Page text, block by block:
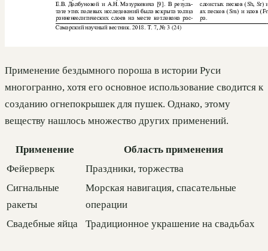
Применение бездымного пороша в истории Руси
многогранно, хотя его основное использование сводится к
созданию огнепокрышек для пушек. Однако, этому
веществу нашлось множество других применений.
Применение
Область применения
Фейерверк
Праздники, торжества
Сигнальные
ракеты
Морская навигация, спасательные
операции
Свадебные яйца
Традиционное украшение на свадьбах